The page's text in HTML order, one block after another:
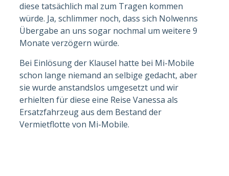
diese tatsächlich mal zum Tragen kommen
würde. Ja, schlimmer noch, dass sich Nolwenns
Übergabe an uns sogar nochmal um weitere 9
Monate verzögern würde.
Bei Einlösung der Klausel hatte bei Mi-Mobile
schon lange niemand an selbige gedacht, aber
sie wurde anstandslos umgesetzt und wir
erhielten für diese eine Reise Vanessa als
Ersatzfahrzeug aus dem Bestand der
Vermietflotte von Mi-Mobile.